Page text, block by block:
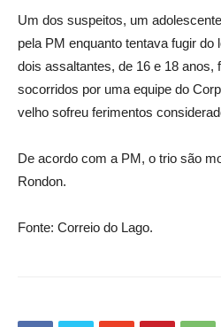
Um dos suspeitos, um
pela PM enquanto tentava fugir do
dois assaltantes, de 16 e 18 anos,
socorridos por uma equipe do
velho sofreu ferimentos
De acordo com a PM, o trio são
Rondon.
Fonte: Correio do Lago.